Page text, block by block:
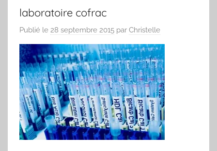
laboratoire cofrac
Publié le 28 septembre 2015 par Christelle